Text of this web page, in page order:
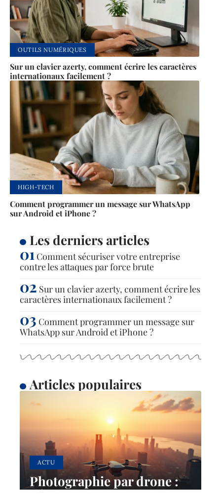
OUTILS NUMÉRIQUES
Sur un clavier azerty, comment écrire les caractères
internationaux facilement ?
HIGH-TECH
Comment programmer un message sur WhatsApp
sur Android et iPhone ?
Les derniers articles
Comment sécuriser votre entreprise
contre les attaques par force brute
Sur un clavier azerty, comment écrire les
caractères internationaux facilement ?
Comment programmer un message sur
WhatsApp sur Android et iPhone ?
Articles populaires
ACTU
Photographie par drone :
dénomination et principes